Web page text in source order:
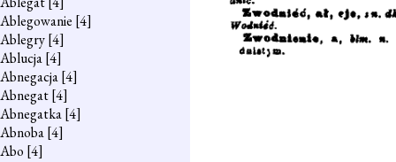
Ablegowanie [4]
Ablegry[4]
Ablucja[4]
Abnegacja[4]
Abnegat[4]
Abnegatka[4]
Abnoba[4]
Abo [4]